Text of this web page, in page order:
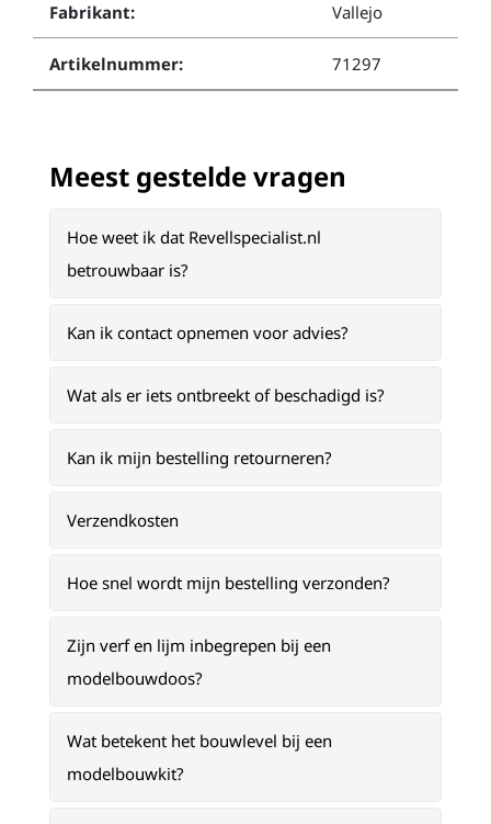
Fabrikant: Vallejo
Artikelnummer: 71297
Meest gestelde vragen
Hoe weet ik dat Revellspecialist.nl
betrouwbaar is?
Kan ik contact opnemen voor advies?
Wat als er iets ontbreekt of beschadigd is?
Kan ik mijn bestelling retourneren?
Verzendkosten
Hoe snel wordt mijn bestelling verzonden?
Zijn verf en lijm inbegrepen bij een
modelbouwdoos?
Wat betekent het bouwlevel bij een
modelbouwkit?